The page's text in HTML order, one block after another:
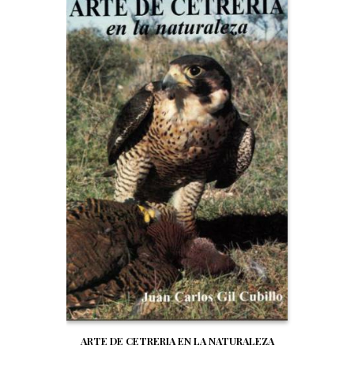
ARTE DE CETRERIA EN LA NATURALEZA